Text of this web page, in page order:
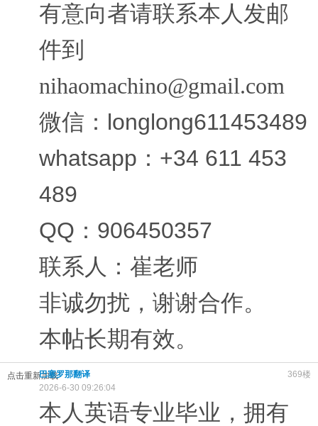
有意向者请联系本人发邮
件到
nihaomachino@gmail.com
微信：longlong611453489
whatsapp：+34 611 453
489
QQ：906450357
联系人：崔老师
非诚勿扰，谢谢合作。
本帖长期有效。
点击重新加载 369楼
巴塞罗那翻译
2026-6-30 09:26:04
本人英语专业毕业，拥有